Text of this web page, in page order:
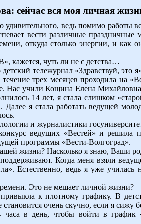
сейчас вся моя личная
удивительного, ведь помимо работы
вести различные праздничные
откуда столько энергии, и как
кажется, чуть ли не с детства…
тележурнал «Здравствуй, это
трех месяцев проходила на
Нас учили Кощина Елена
14 лет, я стала слишком
я стала работать ведущей
и журналистики
ведущих «Вестей» и решила
программы «Вести-Волгоград».
жизни? Насколько я знаю, Ваши
Когда меня взяли
Естественно, ведь я уже
Это не мешает личной жизни?
к плотному графику. В
очень скучно, если я сижу
в день, чтобы войти в график